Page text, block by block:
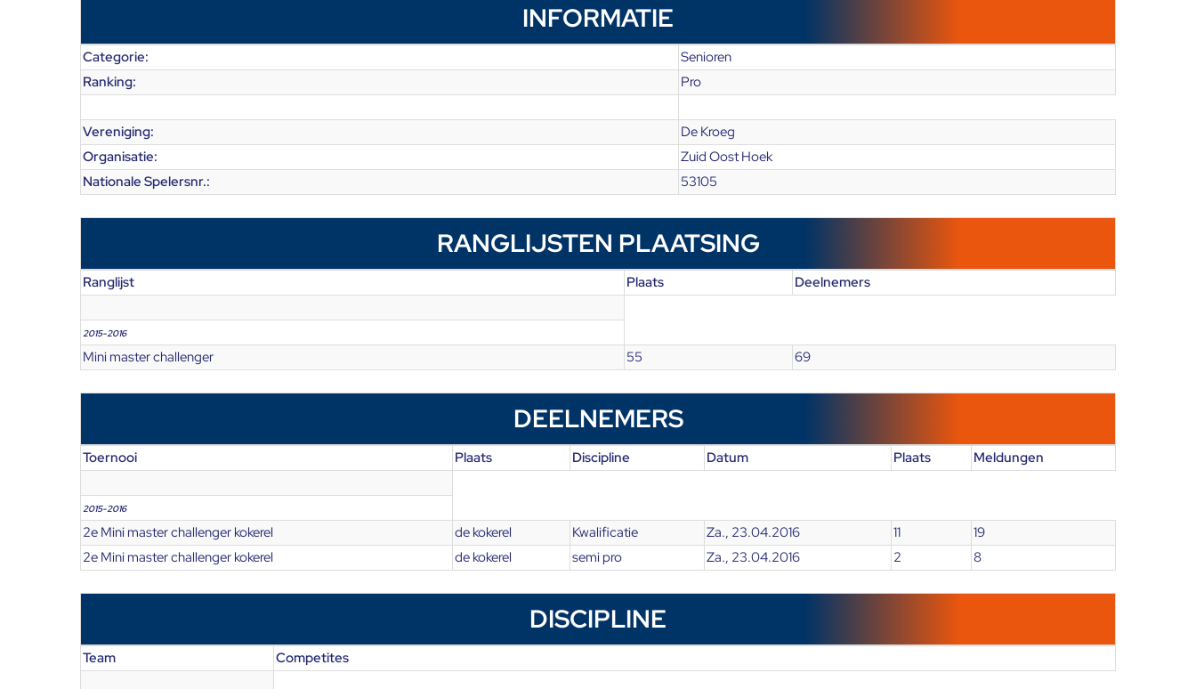
INFORMATIE
Categorie:
Senioren
Ranking:
Pro
Vereniging:
De Kroeg
Organisatie:
Zuid Oost Hoek
Nationale Spelersnr.:
53105
RANGLIJSTEN PLAATSING
Ranglijst Plaats Deelnemers
2015-2016
Mini master challenger 55 69
DEELNEMERS
Toernooi Plaats Discipline Datum Plaats Meldungen
2015-2016
2e Mini master challenger kokerel de kokerel Kwalificatie Za., 23.04.2016 11
19
2e Mini master challenger kokerel
de kokerel semi pro Za., 23.04.2016 2 8
DISCIPLINE
Team Competites